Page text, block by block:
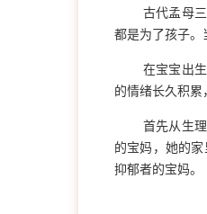
古代孟母
都是为了孩子。
在宝宝出
的情绪长久积累
首先从生
的宝妈，她的
抑郁者的宝妈。
学